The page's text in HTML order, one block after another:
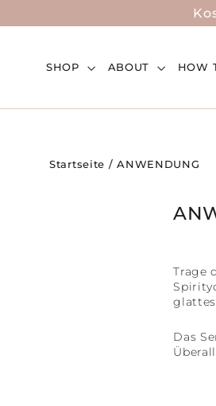
SHOP ABOUT HOW
Startseite / ANWENDUNG
Trage
Das